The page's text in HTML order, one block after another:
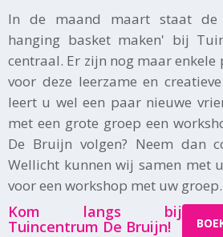
In de maand maart staat de
hanging basket maken' bij
centraal. Er zijn nog maar
voor deze leerzame en
leert u wel een paar nieuwe
met een grote groep een
De Bruijn volgen? Neem dan
Wellicht kunnen wij samen met
voor een workshop met uw groep.
Kom langs bij
Tuincentrum De Bruijn!